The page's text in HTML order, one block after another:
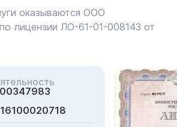
оказываются ООО
лицензии ЛО-61-01-008143 от